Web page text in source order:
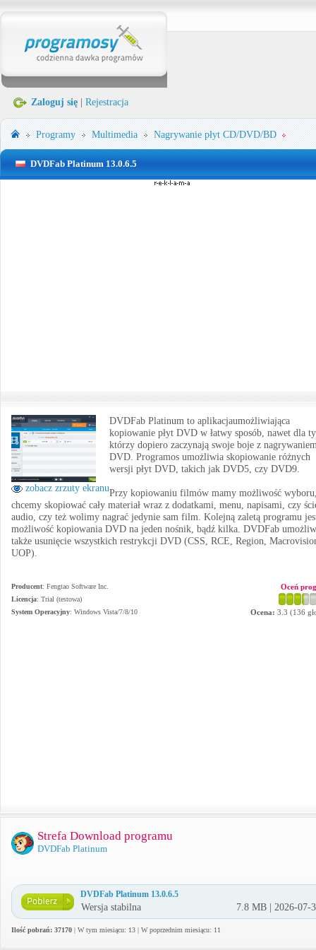
Zaloguj się Rejestracja
Programy Multimedia Nagrywanie płyt CD/DVD/BD
DVDFab Platinum 13.0.6.5
zobacz zrzuty ekranu
DVDFab Platinum to aplikacjaumożliwiająca
kopiowanie płyt DVD w łatwy sposób, nawet dla
którzy dopiero zaczynają swoje boje z
DVD. Programos umożliwia skopiowanie różnych
wersji płyt DVD, takich jak DVD5, czy DVD9.
Przy kopiowaniu filmów mamy możliwość
chcemy skopiować cały materiał wraz z dodatkami, menu, napisami, czy
audio, czy też wolimy nagrać jedynie sam film. Kolejną zaletą programu
możliwość kopiowania DVD na jeden nośnik, bądź kilka. DVDFab
także usunięcie wszystkich restrykcji DVD (CSS, RCE, Region,
UOP).
Producent: Fengtao Software Inc.
Licencja: Trial (testowa)
System Operacyjny: Windows Vista/7/8/10
Oceń
Ocena: 3.3 (136
Strefa Download programu
DVDFab Platinum
DVDFab Platinum 13.0.6.5
Wersja stabilna 7.8 MB | 2026-07-
Ilość pobrań: 37170 | W tym miesiącu: 13 | W poprzednim miesiącu: 11